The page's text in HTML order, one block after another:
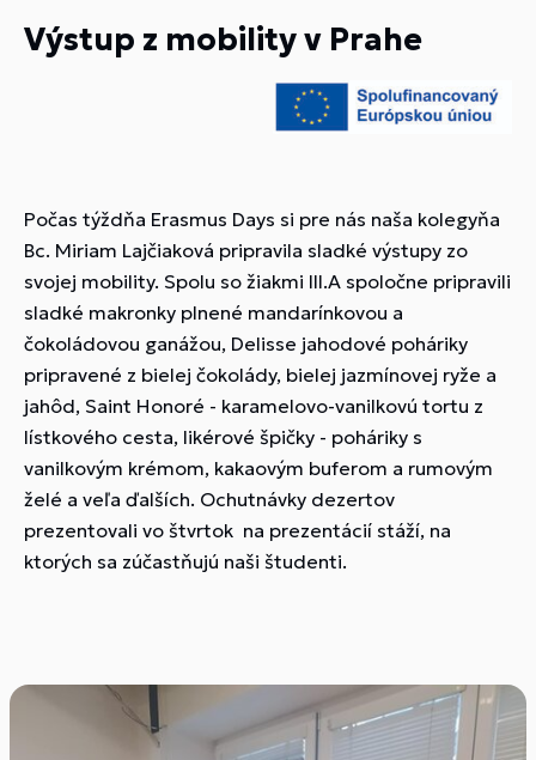
Výstup z mobility v Prahe
Počas týždňa Erasmus Days si pre nás naša kolegyňa
Bc. Miriam Lajčiaková pripravila sladké výstupy zo
svojej mobility. Spolu so žiakmi III.A spoločne pripravili
sladké makronky plnené mandarínkovou a
čokoládovou ganážou, Delisse jahodové poháriky
pripravené z bielej čokolády, bielej jazmínovej ryže a
jahôd, Saint Honoré - karamelovo-vanilkovú tortu z
lístkového cesta, likérové špičky - poháriky s
vanilkovým krémom, kakaovým buferom a rumovým
želé a veľa ďalších. Ochutnávky dezertov
prezentovali vo štvrtok na prezentácií stáží, na
ktorých sa zúčastňujú naši študenti.